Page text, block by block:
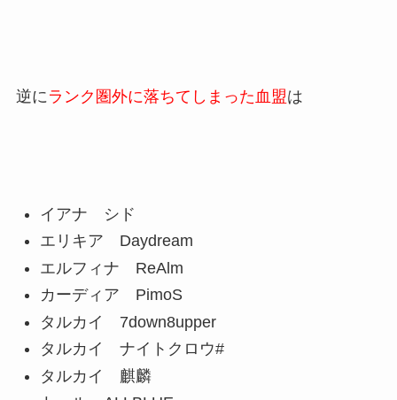
逆にランク圏外に落ちてしまった血盟は
イアナ シド
エリキア Daydream
エルフィナ ReAlm
カーディア PimoS
タルカイ 7down8upper
タルカイ ナイトクロウ#
タルカイ 麒麟